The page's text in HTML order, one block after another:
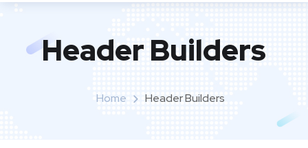
Header Builders
Home Header Builders